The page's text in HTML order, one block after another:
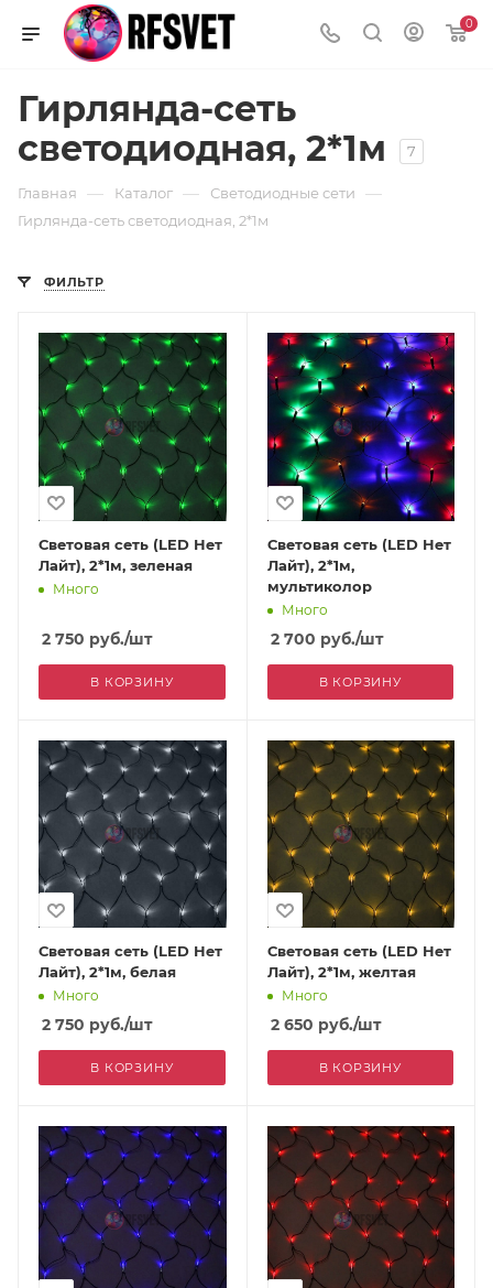
0
Гирлянда-сеть
светодиодная, 2*1м
7
Главная — Каталог — Светодиодные сети —
Гирлянда-сеть светодиодная, 2*1м
ФИЛЬТР
Световая сеть (LED Нет
Лайт), 2*1м, зеленая
Много
2 750 руб./шт
В КОРЗИНУ
Световая сеть (LED Нет
Лайт), 2*1м,
мультиколор
Много
2 700 руб./шт
В КОРЗИНУ
Световая сеть (LED Нет
Лайт), 2*1м, белая
Много
2 750 руб./шт
В КОРЗИНУ
Световая сеть (LED Нет
Лайт), 2*1м, желтая
Много
2 650 руб./шт
В КОРЗИНУ